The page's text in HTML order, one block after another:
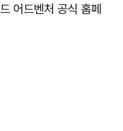
어드벤처 공식 홈페